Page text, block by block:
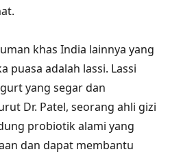
khas India lainnya yang
puasa adalah lassi. Lassi
yang segar dan
Dr. Patel, seorang ahli gizi
probiotik alami yang
dan dapat membantu